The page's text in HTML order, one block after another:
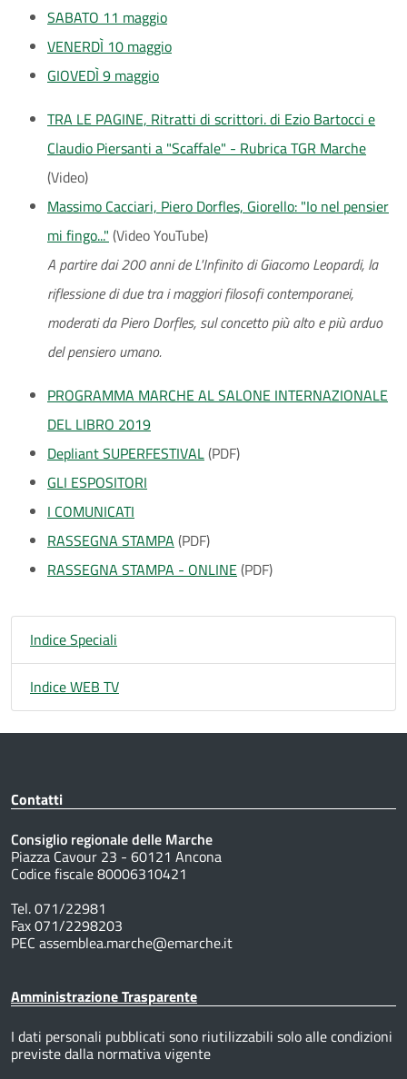
SABATO 11 maggio
VENERDÌ 10 maggio
GIOVEDÌ 9 maggio
TRA LE PAGINE, Ritratti di scrittori. di Ezio Bartocci e
Claudio Piersanti a "Scaffale" - Rubrica TGR Marche
(Video)
Massimo Cacciari, Piero Dorfles, Giorello: "Io nel pensier
mi fingo..." (Video YouTube)
A partire dai 200 anni de L'Infinito di Giacomo Leopardi, la
riflessione di due tra i maggiori filosofi contemporanei,
moderati da Piero Dorfles, sul concetto più alto e più arduo
del pensiero umano.
PROGRAMMA MARCHE AL SALONE INTERNAZIONALE
DEL LIBRO 2019
Depliant SUPERFESTIVAL(PDF)
GLI ESPOSITORI
I COMUNICATI
RASSEGNA STAMPA (PDF)
RASSEGNA STAMPA - ONLINE(PDF)
Indice Speciali
Indice WEB TV
Contatti
Consiglio regionale delle Marche
Piazza Cavour 23 - 60121 Ancona
Codice fiscale 80006310421
Tel. 071/22981
Fax 071/2298203
PEC assemblea.marche@emarche.it
Amministrazione Trasparente
I dati personali pubblicati sono riutilizzabili solo alle condizioni
previste dalla normativa vigente